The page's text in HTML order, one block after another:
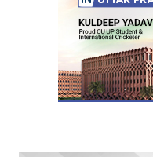
Submit Comment